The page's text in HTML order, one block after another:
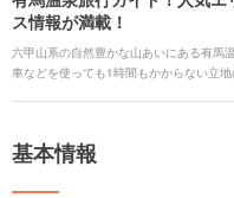
ス情報が満載！
六甲山系の自然豊かな山あいにある有馬
車などを使っても1時間もかからない立
多くの人たちが訪れてきた歴史を感じさ
せて六甲山頂での色々なレジャーも楽し
基本情報